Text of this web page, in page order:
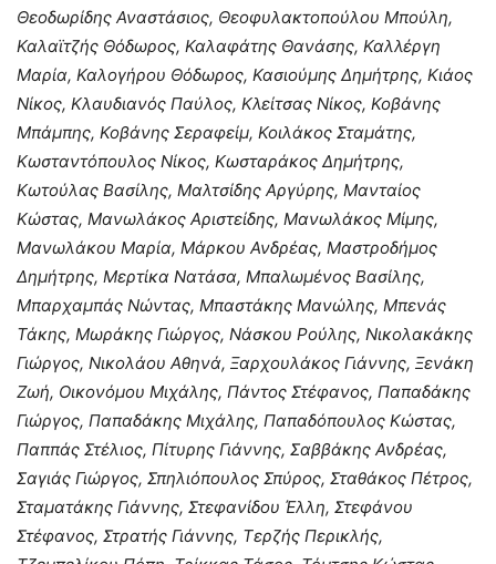
Θεοδωρίδης Αναστάσιος, Θεοφυλακτοπούλου Μπούλη,
Καλαϊτζής Θόδωρος, Καλαφάτης Θανάσης, Καλλέργη
Μαρία, Καλογήρου Θόδωρος, Κασιούμης Δημήτρης, Κιάος
Νίκος, Κλαυδιανός Παύλος, Κλείτσας Νίκος, Κοβάνης
Μπάμπης, Κοβάνης Σεραφείμ, Κοιλάκος Σταμάτης,
Κωσταντόπουλος Νίκος, Κωσταράκος Δημήτρης,
Κωτούλας Βασίλης, Μαλτσίδης Αργύρης, Μανταίος
Κώστας, Μανωλάκος Αριστείδης, Μανωλάκος Μίμης,
Μανωλάκου Μαρία, Μάρκου Ανδρέας, Μαστροδήμος
Δημήτρης, Μερτίκα Νατάσα, Μπαλωμένος Βασίλης,
Μπαρχαμπάς Νώντας, Μπαστάκης Μανώλης, Μπενάς
Τάκης, Μωράκης Γιώργος, Νάσκου Ρούλης, Νικολακάκης
Γιώργος, Νικολάου Αθηνά, Ξαρχουλάκος Γιάννης, Ξενάκη
Ζωή, Οικονόμου Μιχάλης, Πάντος Στέφανος, Παπαδάκης
Γιώργος, Παπαδάκης Μιχάλης, Παπαδόπουλος Κώστας,
Παππάς Στέλιος, Πίτυρης Γιάννης, Σαββάκης Ανδρέας,
Σαγιάς Γιώργος, Σπηλιόπουλος Σπύρος, Σταθάκος Πέτρος,
Σταματάκης Γιάννης, Στεφανίδου Έλλη, Στεφάνου
Στέφανος, Στρατής Γιάννης, Τερζής Περικλής,